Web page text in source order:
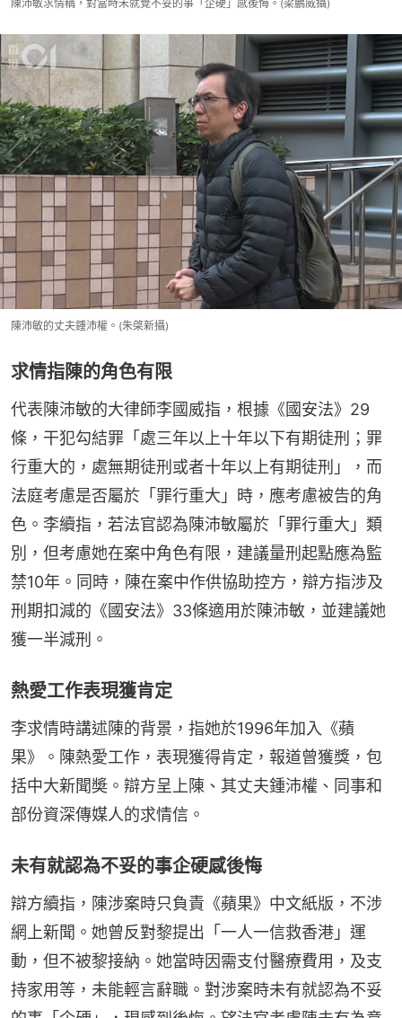
陳沛敏求情稱，對當時未就覺不妥的事「企硬」感後悔。(梁鵬威攝)
陳沛敏的丈夫鍾沛權。(朱棨新攝)
求情指陳的角色有限
代表陳沛敏的大律師李國威指，根據《國安法》29
條，干犯勾結罪「處三年以上十年以下有期徒刑；罪
行重大的，處無期徒刑或者十年以上有期徒刑」，而
法庭考慮是否屬於「罪行重大」時，應考慮被告的角
色。李續指，若法官認為陳沛敏屬於「罪行重大」類
別，但考慮她在案中角色有限，建議量刑起點應為監
禁10年。同時，陳在案中作供協助控方，辯方指涉及
刑期扣減的《國安法》33條適用於陳沛敏，並建議她
獲一半減刑。
熱愛工作表現獲肯定
李求情時講述陳的背景，指她於1996年加入《蘋
果》。陳熱愛工作，表現獲得肯定，報道曾獲獎，包
括中大新聞奬。辯方呈上陳、其丈夫鍾沛權、同事和
部份資深傳媒人的求情信。
未有就認為不妥的事企硬感後悔
辯方續指，陳涉案時只負責《蘋果》中文紙版，不涉
網上新聞。她曾反對黎提出「一人一信救香港」運
動，但不被黎接納。她當時因需支付醫療費用，及支
持家用等，未能輕言辭職。對涉案時未有就認為不妥